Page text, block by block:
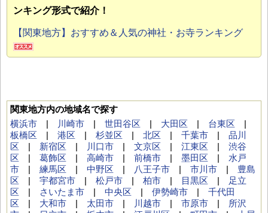
ンキング形式で紹介！
【関東地方】おすすめ＆人気の神社・お寺ランキング
関東地方内の地域名で探す
横浜市 | 川崎市 | 世田谷区 | 大田区 | 台東区 |
板橋区 | 港区 | 杉並区 | 北区 | 千葉市 | 品川
区 | 新宿区 | 川口市 | 文京区 | 江東区 | 渋谷
区 | 葛飾区 | 高崎市 | 前橋市 | 墨田区 | 水戸
市 | 練馬区 | 中野区 | 八王子市 | 市川市 | 豊島
区 | 宇都宮市 | 松戸市 | 柏市 | 目黒区 |
足立
区 | さいたま市 | 中央区 | 伊勢崎市 | 千代田
区 | 大和市 | 太田市 | 川越市 | 市原市 |
所沢